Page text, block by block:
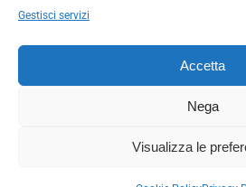
Gestisci servizi
Accetta
Nega
Visualizza le
La Società ha inoltre adottato un proprio Codice Etico,
Scarica il Codice Etico